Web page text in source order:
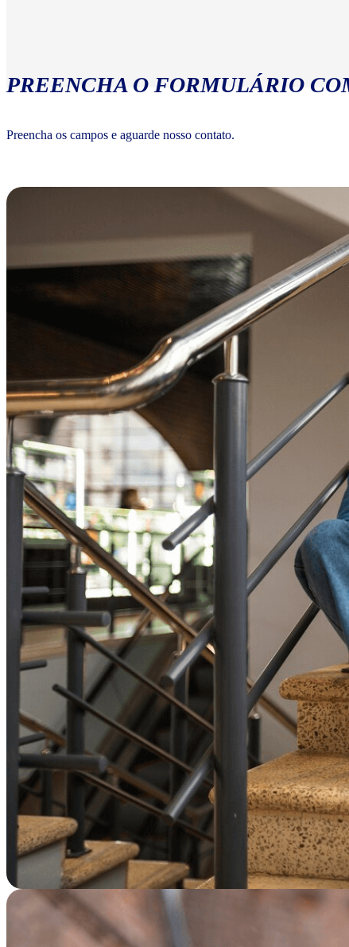
PREENCHA O FORMULÁRIO
Preencha os campos e aguarde nosso contato.